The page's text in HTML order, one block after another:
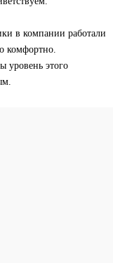
в компании работали
комфортно.
уровень этого